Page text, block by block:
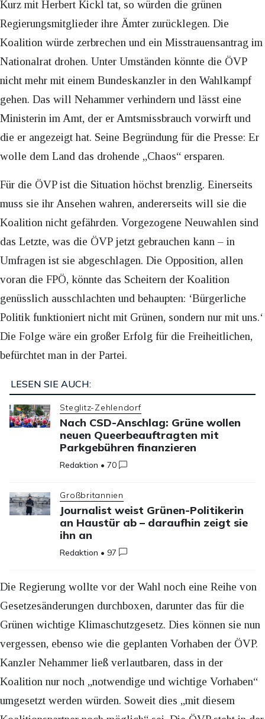
Kurz mit Herbert Kickl tat, so würden die grünen
Regierungsmitglieder ihre Ämter zurücklegen. Die
Koalition würde zerbrechen und ein Misstrauensantrag im
Nationalrat drohen. Unter Umständen könnte die ÖVP
nicht mehr mit einem Bundeskanzler in den Wahlkampf
gehen. Das will Nehammer verhindern und lässt eine
Ministerin im Amt, der er Amtsmissbrauch vorwirft und
die er angezeigt hat. Seine Begründung für die Presse: Er
wolle dem Land das drohende „Chaos“ ersparen.
Für die ÖVP ist die Situation höchst brenzlig. Einerseits
muss sie ihr Ansehen wahren, andererseits will sie die
Koalition nicht gefährden. Vorgezogene Neuwahlen sind
das Letzte, was die ÖVP jetzt gebrauchen kann – in
Umfragen ist sie abgeschlagen. Die Opposition, allen
voran die FPÖ, könnte das Scheitern der Koalition
genüsslich ausschlachten und behaupten: ‘Bürgerliche
Politik funktioniert nicht mit Grünen, sondern nur mit uns.‘
Die Folge wäre ein großer Erfolg für die Freiheitlichen,
befürchtet man in der Partei.
LESEN SIE AUCH:
Steglitz-Zehlendorf
Nach CSD-Anschlag: Grüne wollen
neuen Queerbeauftragten mit
Parkgebühren finanzieren
Redaktion •70
Großbritannien
Journalist weist Grünen-Politikerin
an Haustür ab – daraufhin zeigt sie
ihn an
Redaktion • 97
Die Regierung wollte vor der Wahl noch eine Reihe von
Gesetzesänderungen durchboxen, darunter das für die
Grünen wichtige Klimaschutzgesetz. Dies können sie nun
vergessen, ebenso wie die geplanten Vorhaben der ÖVP.
Kanzler Nehammer ließ verlautbaren, dass in der
Koalition nur noch „notwendige und wichtige Vorhaben“
umgesetzt werden würden. Soweit dies „mit diesem